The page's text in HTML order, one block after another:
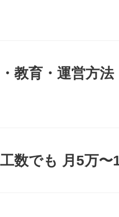
教育・運営方法
数でも 月5万〜